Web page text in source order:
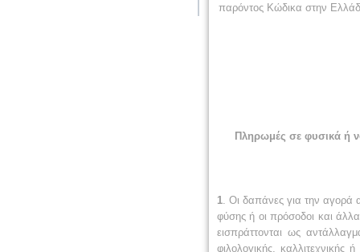
παρόντος Κώδικα στην
Πληρωμές σε φυσικά ή
1 . Οι δαπάνες για την
φύσης ή οι πρόσοδοι και
εισπράττονται ως
φιλολογικής, καλλιτεχνικής